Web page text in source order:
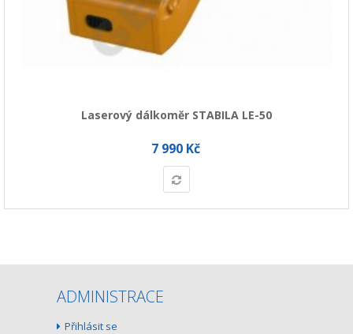
Laserový dálkoměr STABILA LE-50
7 990 Kč
ADMINISTRACE
Přihlásit se